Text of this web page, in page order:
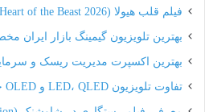
فیلم قلب هیولا (Heart of the Beast 2026)
بهترین تلویزیون گیمینگ بازار ایران
بهترین اکسپرت مدیریت ریسک و سرمایه
تفاوت تلویزیون LED، QLED و OLED چیست؟